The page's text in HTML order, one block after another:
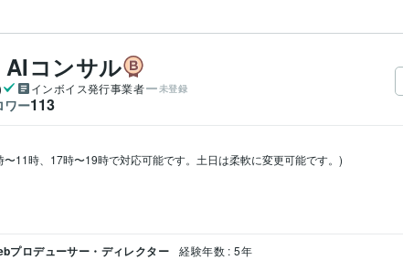
コンサル
インボイス発行事業者 未登録
ワー113
11時、17時〜19時で対応可能です。土日は柔軟に変更可能です。)
プロデューサー・ディレクター 経験年数 : 5年